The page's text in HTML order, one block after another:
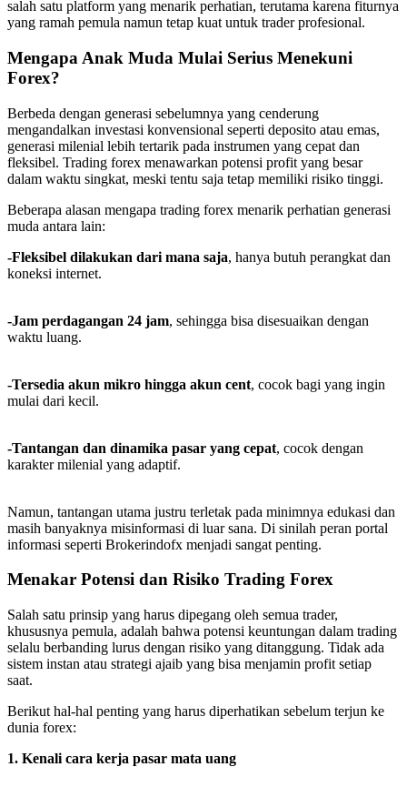
salah satu platform yang menarik perhatian, terutama karena fiturnya
yang ramah pemula namun tetap kuat untuk trader profesional.
Mengapa Anak Muda Mulai Serius Menekuni
Forex?
Berbeda dengan generasi sebelumnya yang cenderung
mengandalkan investasi konvensional seperti deposito atau emas,
generasi milenial lebih tertarik pada instrumen yang cepat dan
fleksibel. Trading forex menawarkan potensi profit yang besar
dalam waktu singkat, meski tentu saja tetap memiliki risiko tinggi.
Beberapa alasan mengapa trading forex menarik perhatian generasi
muda antara lain:
-Fleksibel dilakukan dari mana saja, hanya butuh perangkat dan
koneksi internet.
-Jam perdagangan 24 jam, sehingga bisa disesuaikan dengan
waktu luang.
-Tersedia akun mikro hingga akun cent, cocok bagi yang ingin
mulai dari kecil.
-Tantangan dan dinamika pasar yang cepat, cocok dengan
karakter milenial yang adaptif.
Namun, tantangan utama justru terletak pada minimnya edukasi dan
masih banyaknya misinformasi di luar sana. Di sinilah peran portal
informasi seperti Brokerindofx menjadi sangat penting.
Menakar Potensi dan Risiko Trading Forex
Salah satu prinsip yang harus dipegang oleh semua trader,
khususnya pemula, adalah bahwa potensi keuntungan dalam trading
selalu berbanding lurus dengan risiko yang ditanggung. Tidak ada
sistem instan atau strategi ajaib yang bisa menjamin profit setiap
saat.
Berikut hal-hal penting yang harus diperhatikan sebelum terjun ke
dunia forex:
1. Kenali cara kerja pasar mata uang